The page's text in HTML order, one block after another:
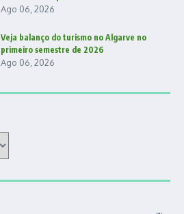
Ago 06, 2026
Veja balanço do turismo no Algarve no
primeiro semestre de 2026
Ago 06, 2026